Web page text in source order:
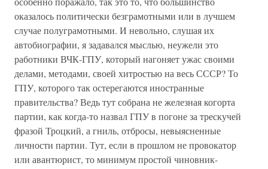
оказалось политически безграмотными или в лучшем
случае полуграмотными. И невольно, слушая их
автобиографии, я задавался мыслью, неужели это
работники ВЧК-ГПУ, который нагоняет ужас своими
делами, методами, своей хитростью на весь СССР? То
ГПУ, которого так остерегаются иностранные
правительства? Ведь тут собрана не железная когорта
партии, как когда-то назвал ГПУ в погоне за трескучей
фразой Троцкий, а гниль, отбросы, невыясненные
личности партии. Тут, если в прошлом не провокатор
или авантюрист, то минимум простой чиновник-